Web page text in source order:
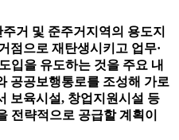
주거 및 준주거지역의 용도지
점으로 재탄생시키고 업무·
입을 유도하는 것을 주요 내
공공보행통로를 조성해 가로
보육시설, 창업지원시설 등
전략적으로 공급할 계획이